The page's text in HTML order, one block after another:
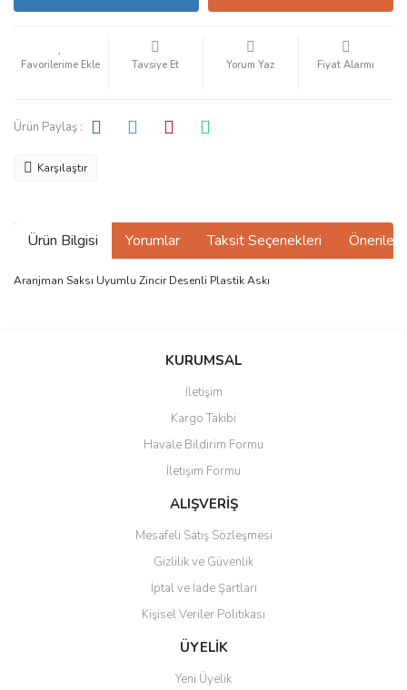
Tavsiye Et Yorum Yaz Fiyat Alarmı
Ürün Paylaş :
Karşılaştır
Ürün Bilgisi Yorumlar Taksit Seçenekleri
Aranjman Saksı Uyumlu Zincir Desenli Plastik Askı
Bu ürüne ilk yorumu siz yapın!
Ürün resmi kalitesiz, bozuk veya görüntülenemiyor.
Ürün açıklamasında eksik bilgiler bulunuyor.
Ürün bilgilerinde hatalar bulunuyor.
Ürün fiyatı diğer sitelerden daha pahalı.
Gönder
KURUMSAL
İletişim
Kargo Takibi
Havale Bildirim Formu
İletişim Formu
ALIŞVERİŞ
Mesafeli Satış Sözleşmesi
Gizlilik ve Güvenlik
İptal ve İade Şartları
Kişisel Veriler Politikası
ÜYELİK
Yeni Üyelik